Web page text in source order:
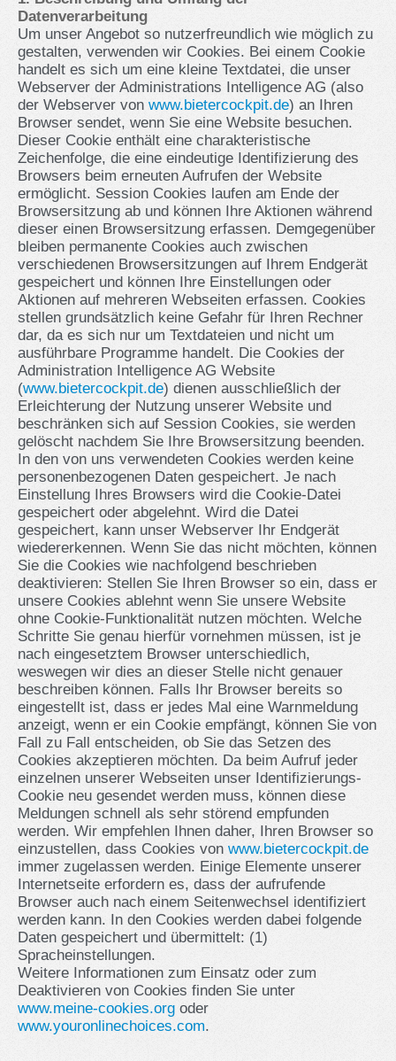
Datenverarbeitung
Um unser Angebot so nutzerfreundlich wie möglich zu
gestalten, verwenden wir Cookies. Bei einem Cookie
handelt es sich um eine kleine Textdatei, die unser
Webserver der Administrations Intelligence AG (also
der Webserver von www.bietercockpit.de) an Ihren
Browser sendet, wenn Sie eine Website besuchen.
Dieser Cookie enthält eine charakteristische
Zeichenfolge, die eine eindeutige Identifizierung des
Browsers beim erneuten Aufrufen der Website
ermöglicht. Session Cookies laufen am Ende der
Browsersitzung ab und können Ihre Aktionen während
dieser einen Browsersitzung erfassen. Demgegenüber
bleiben permanente Cookies auch zwischen
verschiedenen Browsersitzungen auf Ihrem Endgerät
gespeichert und können Ihre Einstellungen oder
Aktionen auf mehreren Webseiten erfassen. Cookies
stellen grundsätzlich keine Gefahr für Ihren Rechner
dar, da es sich nur um Textdateien und nicht um
ausführbare Programme handelt. Die Cookies der
Administration Intelligence AG Website
(www.bietercockpit.de) dienen ausschließlich der
Erleichterung der Nutzung unserer Website und
beschränken sich auf Session Cookies, sie werden
gelöscht nachdem Sie Ihre Browsersitzung beenden.
In den von uns verwendeten Cookies werden keine
personenbezogenen Daten gespeichert. Je nach
Einstellung Ihres Browsers wird die Cookie-Datei
gespeichert oder abgelehnt. Wird die Datei
gespeichert, kann unser Webserver Ihr Endgerät
wiedererkennen. Wenn Sie das nicht möchten, können
Sie die Cookies wie nachfolgend beschrieben
deaktivieren: Stellen Sie Ihren Browser so ein, dass er
unsere Cookies ablehnt wenn Sie unsere Website
ohne Cookie-Funktionalität nutzen möchten. Welche
Schritte Sie genau hierfür vornehmen müssen, ist je
nach eingesetztem Browser unterschiedlich,
weswegen wir dies an dieser Stelle nicht genauer
beschreiben können. Falls Ihr Browser bereits so
eingestellt ist, dass er jedes Mal eine Warnmeldung
anzeigt, wenn er ein Cookie empfängt, können Sie von
Fall zu Fall entscheiden, ob Sie das Setzen des
Cookies akzeptieren möchten. Da beim Aufruf jeder
einzelnen unserer Webseiten unser Identifizierungs-
Cookie neu gesendet werden muss, können diese
Meldungen schnell als sehr störend empfunden
werden. Wir empfehlen Ihnen daher, Ihren Browser so
einzustellen, dass Cookies von www.bietercockpit.de
immer zugelassen werden. Einige Elemente unserer
Internetseite erfordern es, dass der aufrufende
Browser auch nach einem Seitenwechsel identifiziert
werden kann. In den Cookies werden dabei folgende
Daten gespeichert und übermittelt: (1)
Spracheinstellungen.
Weitere Informationen zum Einsatz oder zum
Deaktivieren von Cookies finden Sie unter
www.meine‑cookies.org oder
www.youronlinechoices.com.